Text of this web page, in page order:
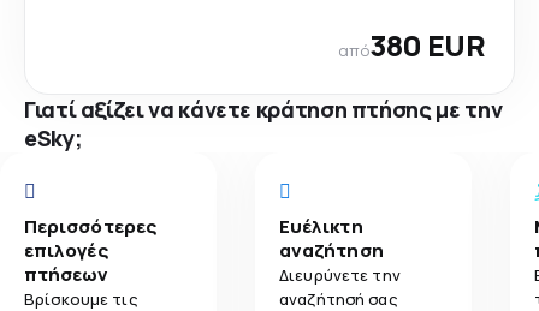
από380 EUR
Γιατί αξίζει να κάνετε κράτηση πτήσης με την
eSky;
Περισσότερες
επιλογές
πτήσεων
Βρίσκουμε τις
Ευέλικτη
αναζήτηση
Διευρύνετε την
αναζήτησή σας